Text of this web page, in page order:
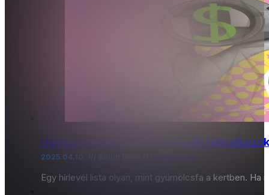
Hogyan csinálj pénzt a hírlevél
2025.04.10. /// Bálint Dóka /// Vendégcikk
Egy hírlevél lista olyan, mint gyümölcsfa a kertben.